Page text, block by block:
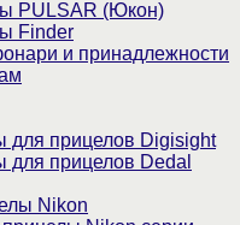
PULSAR (Юкон)
Finder
и принадлежности
для прицелов Digisight
для прицелов Dedal
Nikon